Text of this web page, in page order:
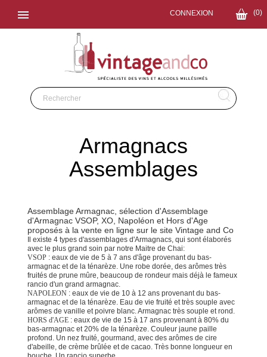
 (0)
CONNEXION
Armagnacs
Assemblages
Assemblage Armagnac, sélection d'Assemblage
d'Armagnac VSOP, XO, Napoléon et Hors d'Age
proposés à la vente en ligne sur le site Vintage and Co
Il existe 4 types d'assemblages d'Armagnacs, qui sont élaborés
avec le plus grand soin par notre Maitre de Chai:
VSOP : eaux de vie de 5 à 7 ans d'âge provenant du bas-
armagnac et de la ténarèze. Une robe dorée, des arômes très
fruités de prune mûre, beaucoup de rondeur mais déjà le fameux
rancio d'un grand armagnac.
NAPOLEON : eaux de vie de 10 à 12 ans provenant du bas-
armagnac et de la ténarèze. Eau de vie fruité et très souple avec
arômes de vanille et poivre blanc. Armagnac très souple et rond.
HORS d'AGE : eaux de vie de 15 à 17 ans provenant à 80% du
bas-armagnac et 20% de la ténarèze. Couleur jaune paille
profond. Un nez fruité, gourmand, avec des arômes de cire
d'abeille, de crème brûlée et de cacao. Très bonne longueur en
S'ABONNER